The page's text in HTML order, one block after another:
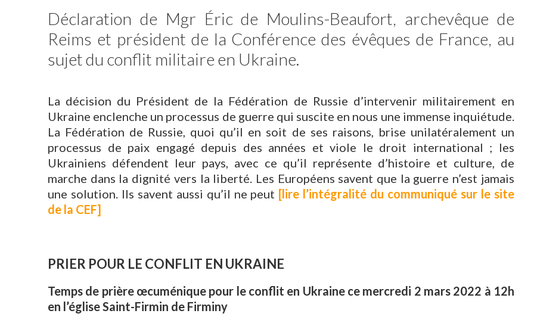
Déclaration de Mgr Éric de Moulins-Beaufort, archevêque de
Reims et président de la Conférence des évêques de France, au
sujet du conflit militaire en Ukraine.
La décision du Président de la Fédération de Russie d’intervenir militairement en
Ukraine enclenche un processus de guerre qui suscite en nous une immense inquiétude.
La Fédération de Russie, quoi qu’il en soit de ses raisons, brise unilatéralement un
processus de paix engagé depuis des années et viole le droit international ; les
Ukrainiens défendent leur pays, avec ce qu’il représente d’histoire et culture, de
marche dans la dignité vers la liberté. Les Européens savent que la guerre n’est jamais
une solution. Ils savent aussi qu’il ne peut [lire l’intégralité du communiqué sur le site
de la CEF]
PRIER POUR LE CONFLIT EN UKRAINE
Temps de prière œcuménique pour le conflit en Ukraine ce mercredi 2 mars 2022 à 12h
en l’église Saint-Firmin de Firminy